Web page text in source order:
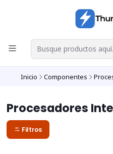
Inicio Componentes
Procesadores
Filtros